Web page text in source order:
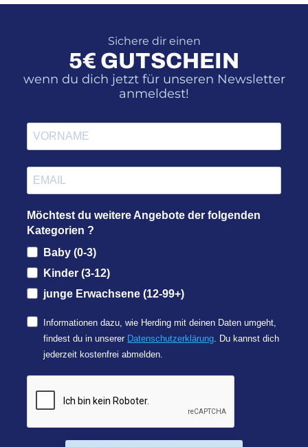
Sichere dir einen
5€ GUTSCHEIN
wenn du dich jetzt für unseren Newsletter
anmeldest!
Möchtest du weitere Angebote der folgenden
Kategorien ?
Baby (0-3)
Kinder (3-12)
junge Erwachsene (12-99+)
Informationen dazu, wie Herding mit deinen Daten umgeht,
findest du in unserer Datenschutzerklärung . Du kannst dich
jederzeit kostenfrei abmelden.